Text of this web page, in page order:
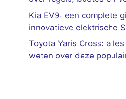
Kia EV9: een complete
innovatieve elektrische
Toyota Yaris Cross:
weten over deze